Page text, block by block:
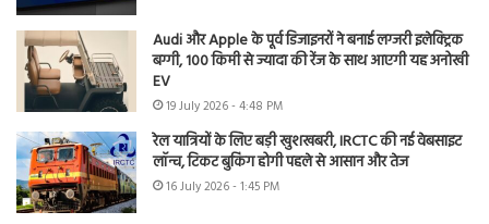
Audi और Apple के पूर्व डिजाइनरों ने बनाई लग्जरी इलेक्ट्रिक
बग्गी, 100 किमी से ज्यादा की रेंज के साथ आएगी यह अनोखी
EV
19 July 2026 - 4:48 PM
रेल यात्रियों के लिए बड़ी खुशखबरी, IRCTC की नई वेबसाइट
लॉन्च, टिकट बुकिंग होगी पहले से आसान और तेज
16 July 2026 - 1:45 PM